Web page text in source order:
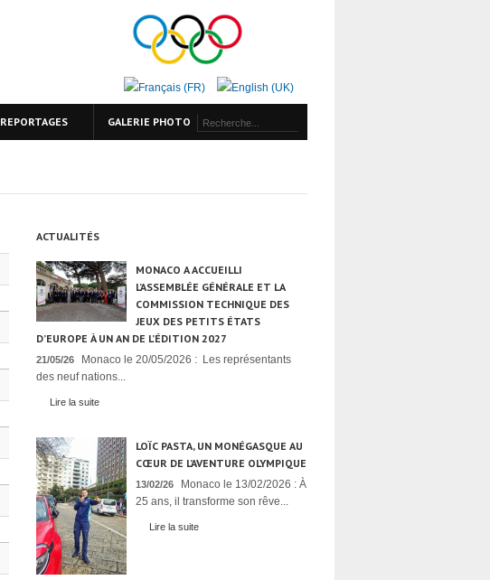
REPORTAGES GALERIE PHOTO
ACTUALITÉS
MONACO A ACCUEILLI
L’ASSEMBLÉE GÉNÉRALE ET LA
COMMISSION TECHNIQUE DES
JEUX DES PETITS ÉTATS
D’EUROPE À UN AN DE L’ÉDITION 2027
21/05/26
Monaco le 20/05/2026 : Les représentants
des neuf nations...
Lire la suite
LOÏC PASTA, UN MONÉGASQUE AU
CŒUR DE L’AVENTURE OLYMPIQUE
13/02/26
Monaco le 13/02/2026 : À
25 ans, il transforme son rêve...
Lire la suite